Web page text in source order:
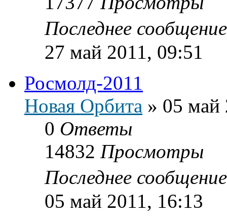
Последнее
27 май 2011, 09:51
Росмолд-2011
Новая Орбита » 05 май
0 Ответы
14832 Просмотры
Последнее
05 май 2011, 16:13